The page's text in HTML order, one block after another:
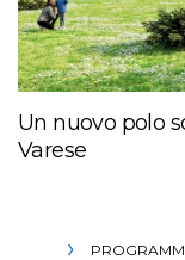
Un nuovo polo
Varese